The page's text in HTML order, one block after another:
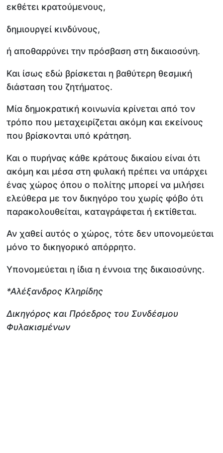
εκθέτει κρατούμενους,
δημιουργεί κινδύνους,
ή αποθαρρύνει την πρόσβαση στη δικαιοσύνη.
Και ίσως εδώ βρίσκεται η βαθύτερη θεσμική
διάσταση του ζητήματος.
Μία δημοκρατική κοινωνία κρίνεται από τον
τρόπο που μεταχειρίζεται ακόμη και εκείνους
που βρίσκονται υπό κράτηση.
Και ο πυρήνας κάθε κράτους δικαίου είναι ότι
ακόμη και μέσα στη φυλακή πρέπει να υπάρχει
ένας χώρος όπου ο πολίτης μπορεί να μιλήσει
ελεύθερα με τον δικηγόρο του χωρίς φόβο ότι
παρακολουθείται, καταγράφεται ή εκτίθεται.
Αν χαθεί αυτός ο χώρος, τότε δεν υπονομεύεται
μόνο το δικηγορικό απόρρητο.
Υπονομεύεται η ίδια η έννοια της δικαιοσύνης.
*Αλέξανδρος Κληρίδης
Δικηγόρος και Πρόεδρος του Συνδέσμου
Φυλακισμένων